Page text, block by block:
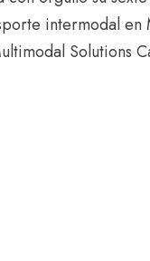
intermodal
Solutions